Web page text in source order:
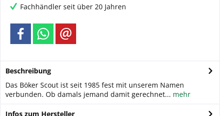
Fachhändler seit über 20 Jahren
Beschreibung
Das Böker Scout ist seit 1985 fest mit unserem Namen
verbunden. Ob damals jemand damit gerechnet... mehr
Infos zum Hersteller